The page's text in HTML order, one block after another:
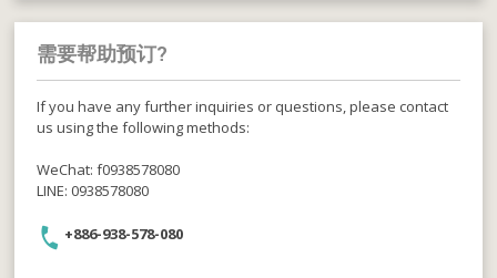
需要帮助预订?
If you have any further inquiries or questions, please contact
us using the following methods:
WeChat: f0938578080
LINE: 0938578080
+886-938-578-080